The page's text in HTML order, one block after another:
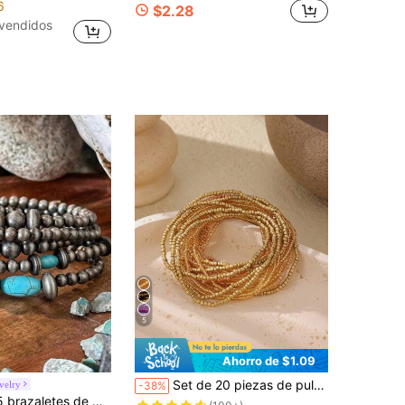
$2.28
con perlas, pulseras elásticas de cuentas de plata vintage, pulseras para chicas occidentales, joyería bohemia, adecuados para varias combinaciones o regalos festivos
5
Ahorro de $1.09
-38% Set de 20 piezas de pulseras apilables con cuentas de estilo bohemio y coloridas para niñas
¡Casi agotado!
(100+)